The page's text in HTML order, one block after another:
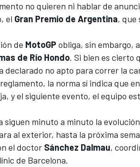
no quieren ni hablar de
el Gran Premio de Argentina, que
de MotoGP obliga, sin embargo,
de Río Hondo. Si bien es cierto
declarado no apto para correr la
la norma sí indica que
y el siguiente evento, el equipo
siguen minuto a minuto la
al exterior, hasta la próxima
el doctor Sánchez Dalmau,
de Barcelona.